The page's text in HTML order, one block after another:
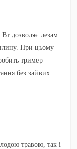
дозволяє лезам
При цьому
тример
без зайвих
травою, так і